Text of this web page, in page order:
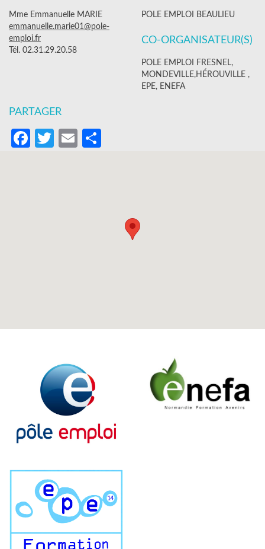
Mme Emmanuelle MARIE
emmanuelle.marie01@pole-
emploi.fr
Tél. 02.31.29.20.58
POLE EMPLOI BEAULIEU
CO-ORGANISATEUR(S)
POLE EMPLOI FRESNEL,
MONDEVILLE,HÉROUVILLE ,
EPE, ENEFA
PARTAGER
Facebook
Twitter
Email